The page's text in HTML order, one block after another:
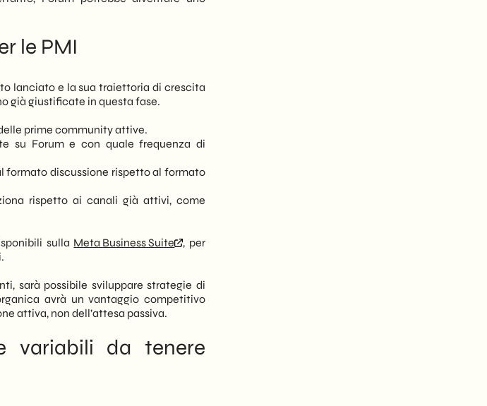
le PMI
lanciato e la sua traiettoria di crescita
già giustificate in questa fase.
prime community attive.
su Forum e con quale frequenza di
formato discussione rispetto al formato
rispetto ai canali già attivi, come
sulla Meta Business Suite
, per
sarà possibile sviluppare strategie di
avrà un vantaggio competitivo
attiva, non dell’attesa passiva.
variabili da tenere